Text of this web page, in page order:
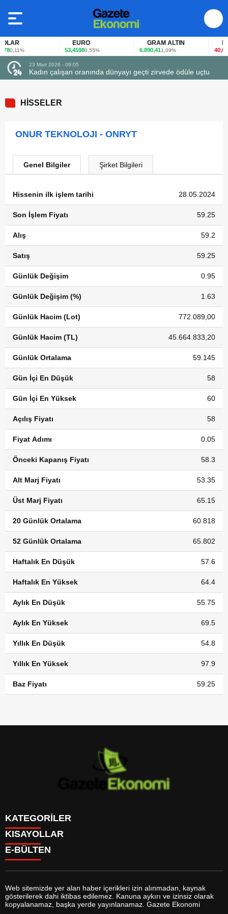
0,11%
EURO
53,45980,55%
GRAM ALTIN
6.890,411,09% 40,65-
23 Mart 2026 - 09:05
Kadın çalışan oranında dünyayı geçti zirvede ödüle uçtu
HİSSELER
ONUR TEKNOLOJI - ONRYT
Genel Bilgiler Şirket Bilgileri
Hissenin ilk işlem tarihi 28.05.2024
Son İşlem Fiyatı 59.25
Alış 59.2
Satış 59.25
Günlük Değişim 0.95
Günlük Değişim (%) 1.63
Günlük Hacim (Lot) 772.089,00
Günlük Hacim (TL) 45.664.833,20
Günlük Ortalama 59.145
Gün İçi En Düşük 58
Gün İçi En Yüksek 60
Açılış Fiyatı 58
Fiyat Adımı 0.05
Önceki Kapanış Fiyatı 58.3
Alt Marj Fiyatı 53.35
Üst Marj Fiyatı 65.15
20 Günlük Ortalama 60.818
52 Günlük Ortalama 65.802
Haftalık En Düşük 57.6
Haftalık En Yüksek 64.4
Aylık En Düşük 55.75
Aylık En Yüksek 69.5
Yıllık En Düşük 54.8
Yıllık En Yüksek 97.9
Baz Fiyatı 59.25
KATEGORİLER
GÜNDEM
DÜNYA
SİYASET
MAGAZİN
SAĞLIK
EĞİTİM
YAŞAM
KISAYOLLAR
BURÇLAR
FİKSTÜR
FİRMA EKLE
FİRMA REHBERİ
E-BÜLTEN
gazeteekonomi.com e-bültenine abone olarak, tarafınıza haber,
Web sitemizde yer alan haber içerikleri izin alınmadan, kaynak
gösterilerek dahi iktibas edilemez. Kanuna aykırı ve izinsiz olarak
kopyalanamaz, başka yerde yayınlanamaz. Gazete Ekonomi